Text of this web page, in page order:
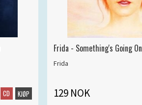
CD KJØP
Frida - Something's Going On
Frida
129 NOK